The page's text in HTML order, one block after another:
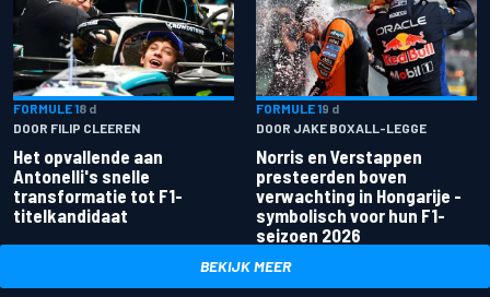
FORMULE 18 d
DOOR FILIP CLEEREN
Het opvallende aan
Antonelli's snelle
transformatie tot F1-
titelkandidaat
FORMULE 19 d
DOOR JAKE BOXALL-LEGGE
Norris en Verstappen
presteerden boven
verwachting in Hongarije -
symbolisch voor hun F1-
seizoen 2026
BEKIJK MEER